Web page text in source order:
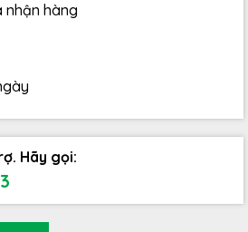
nhận hàng
Hãy gọi: